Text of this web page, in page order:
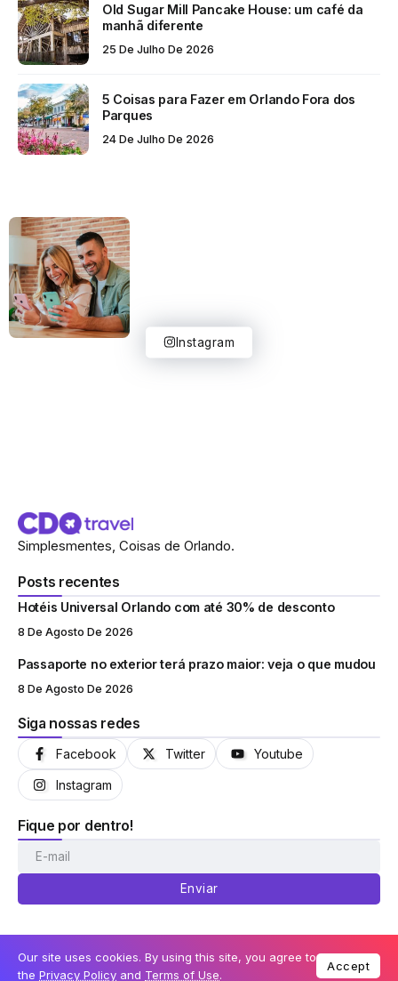
Old Sugar Mill Pancake House: um café da
manhã diferente
25 De Julho De 2026
5 Coisas para Fazer em Orlando Fora dos
Parques
24 De Julho De 2026
Instagram
Simplesmentes, Coisas de Orlando.
Posts recentes
Hotéis Universal Orlando com até 30% de desconto
8 De Agosto De 2026
Passaporte no exterior terá prazo maior: veja o que mudou
8 De Agosto De 2026
Siga nossas redes
Facebook Twitter Youtube
Instagram
Fique por dentro!
Enviar
© Coisas de Orlando 2013-2026
Our site uses cookies. By using this site, you agree to
the Privacy Policy and Terms of Use.
Accept